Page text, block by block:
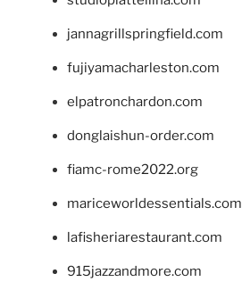
jannagrillspringfield.com
fujiyamacharleston.com
elpatronchardon.com
donglaishun-order.com
fiamc-rome2022.org
mariceworldessentials.com
lafisheriarestaurant.com
915jazzandmore.com